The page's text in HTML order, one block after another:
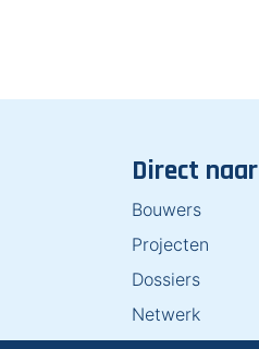
Direct naar
Bouwers
Projecten
Dossiers
Netwerk